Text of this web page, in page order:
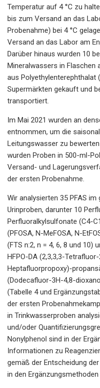
Temperatur auf 4 °C zu
bis zum Versand an das
Probenahme) bei 4 °C
Versand an das Labor am
Darüber hinaus wurden 10
Mineralwassers in Flaschen
aus Polyethylenterephthalat
Supermärkten gekauft und
transportiert.
Im Mai 2021 wurden an
entnommen, um die
Leitungswasser zu
wurden Proben in 500-ml-
Versand- und
der ersten Probenahme.
Wir analysierten 35 PFAS
Urinproben, darunter 10
Perfluoralkylsulfonate (C4-
(PFOSA, N-MeFOSA, N-
(FTS n:2, n = 4, 6, 8 und 10)
HFPO-DA (2,3,3,3-
Heptafluorpropoxy)-
(Dodecafluor-3H-4,8-
(Tabelle 4 und
der ersten
in Trinkwasserproben
und/oder
Nonylphenol sind in der
Informationen zu
gemäß der Entscheidung
in den